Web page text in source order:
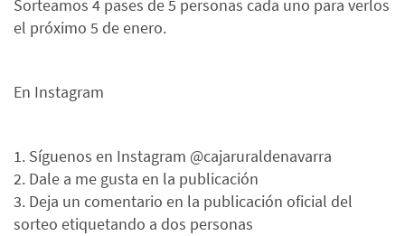
Sorteamos 4 pases de 5 personas cada uno para verlos
el próximo 5 de enero.
En Instagram
1. Síguenos en Instagram @cajaruraldenavarra
2. Dale a me gusta en la publicación
3. Deja un comentario en la publicación oficial del
sorteo etiquetando a dos personas